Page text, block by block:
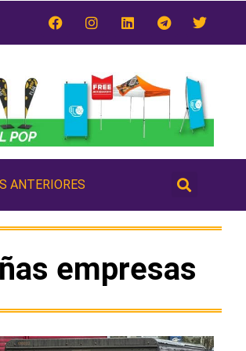
ANTERIORES
empresas